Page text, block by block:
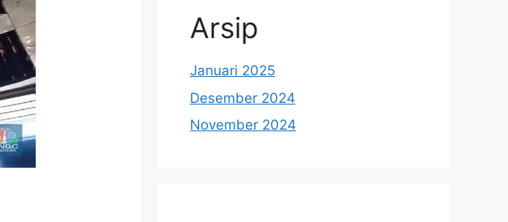
Arsip
Januari 2025
Desember 2024
November 2024